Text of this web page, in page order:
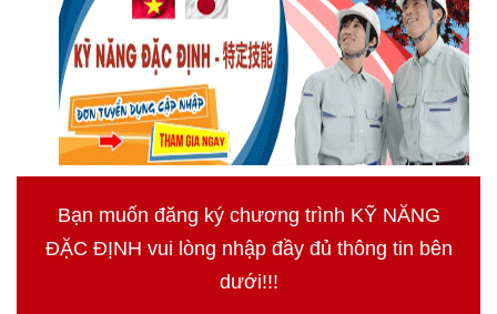
Bạn muốn đăng ký chương trình KỸ NĂNG
ĐẶC ĐỊNH vui lòng nhập đầy đủ thông tin bên
dưới!!!